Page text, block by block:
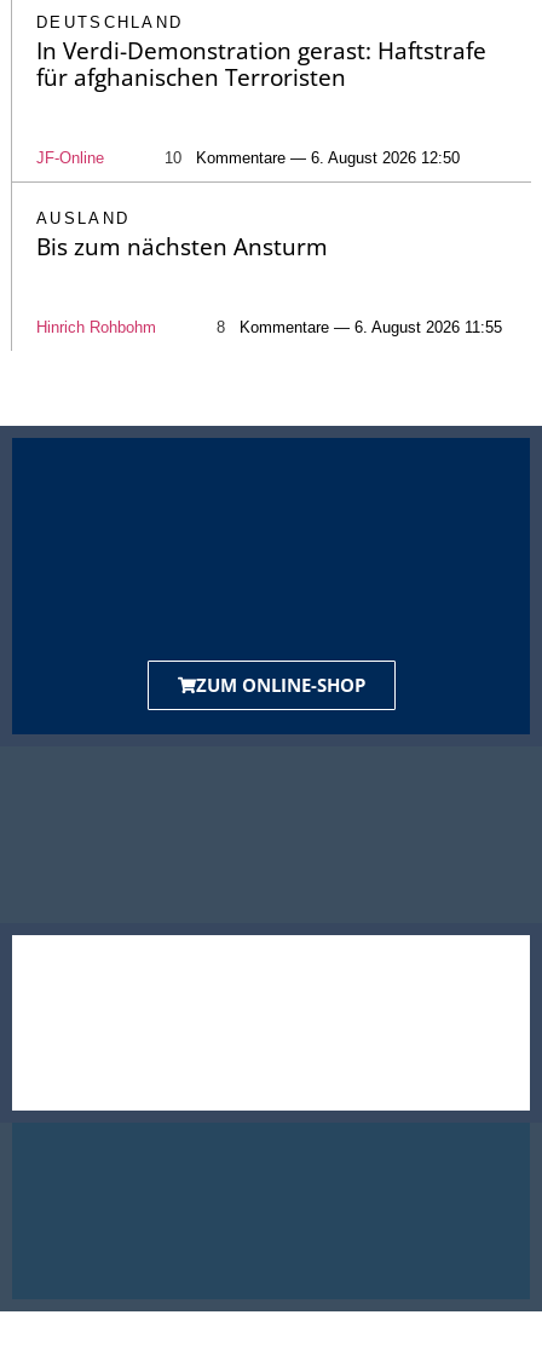
DEUTSCHLAND
In Verdi-Demonstration gerast: Haftstrafe
für afghanischen Terroristen
JF-Online 10 Kommentare — 6. August 2026 12:50
AUSLAND
Bis zum nächsten Ansturm
Hinrich Rohbohm 8 Kommentare — 6. August 2026 11:55
ZUM ONLINE-SHOP